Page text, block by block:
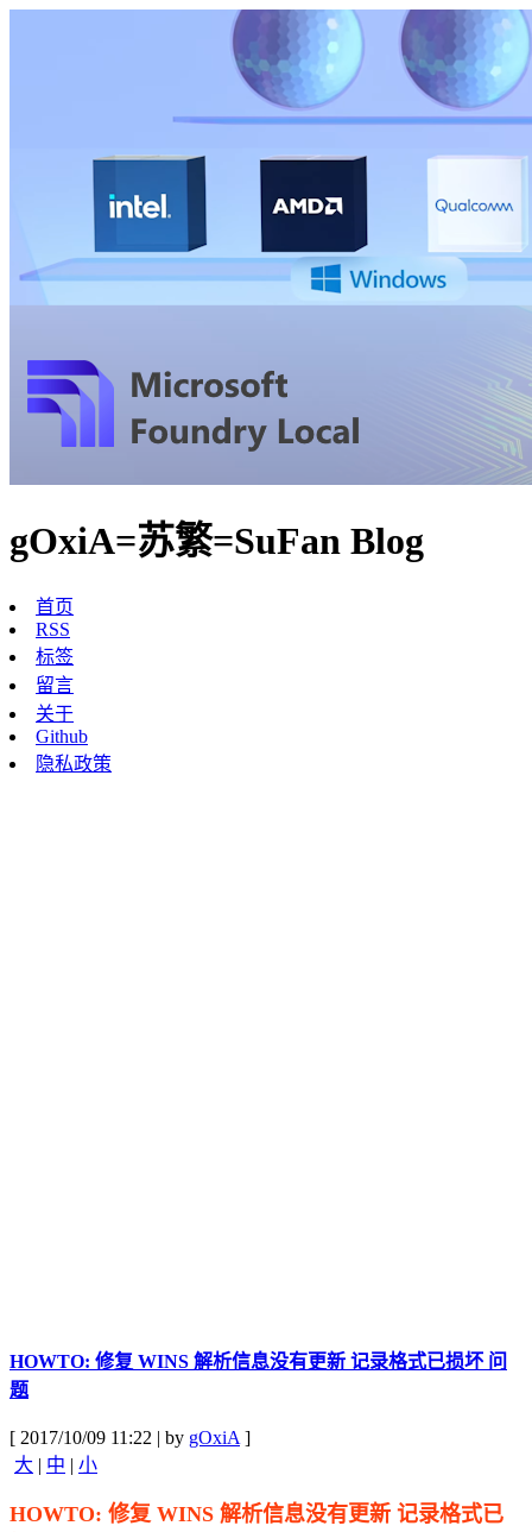
gOxiA=苏繁=SuFan Blog
首页
RSS
标签
留言
关于
Github
隐私政策
HOWTO: 修复 WINS 解析信息没有更新 记录格式已损坏 问
题
[ 2017/10/09 11:22 | by gOxiA]
大 | 中 | 小
HOWTO: 修复 WINS 解析信息没有更新 记录格式已